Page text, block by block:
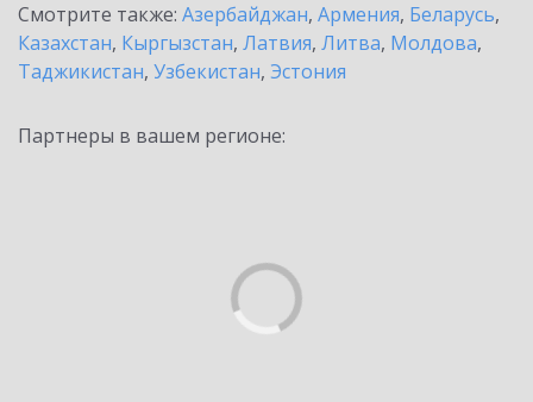
Смотрите также: Азербайджан, Армения, Беларусь,
Казахстан, Кыргызстан, Латвия, Литва, Молдова,
Таджикистан, Узбекистан, Эстония
Партнеры в вашем регионе: